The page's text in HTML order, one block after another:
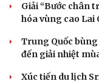
Giải “Bước chân
hóa vùng cao Lai
Trung Quốc
đến giải nhiệt
Xúc tiến du lịch